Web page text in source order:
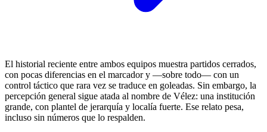
El historial reciente entre ambos equipos muestra partidos cerrados,
con pocas diferencias en el marcador y —sobre todo— con un
control táctico que rara vez se traduce en goleadas. Sin embargo, la
percepción general sigue atada al nombre de Vélez: una institución
grande, con plantel de jerarquía y localía fuerte. Ese relato pesa,
incluso sin números que lo respalden.